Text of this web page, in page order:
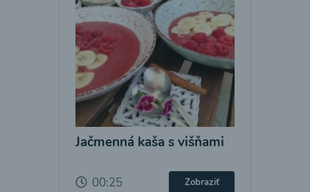
Jačmenná kaša s višňami
00:25 Zobraziť